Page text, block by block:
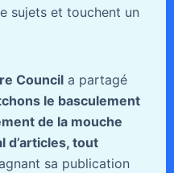
sujets et touchent un
Councila partagé
le basculement
de la mouche
d’articles, tout
sa publication